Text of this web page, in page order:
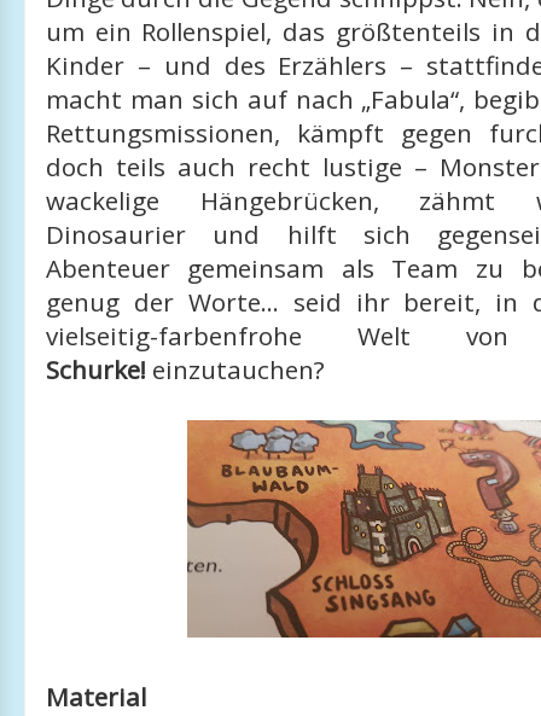
um ein Rollenspiel, das größtenteils in
Kinder – und des Erzählers –
macht man sich auf nach „Fabula“,
Rettungsmissionen, kämpft gegen
doch teils auch recht lustige –
wackelige Hängebrücken, zähmt
Dinosaurier und hilft sich
Abenteuer gemeinsam als Team zu
genug der Worte... seid ihr bereit, in
vielseitig-farbenfrohe Welt
Schurke! einzutauchen?
Material